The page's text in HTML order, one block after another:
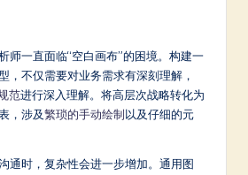
师一直面临“空白画布”的困境。构建一
，不仅需要对业务需求有深刻理解，
范进行深入理解。将高层次战略转化为
，涉及繁琐的手动绘制以及仔细的元
通时，复杂性会进一步增加。通用图